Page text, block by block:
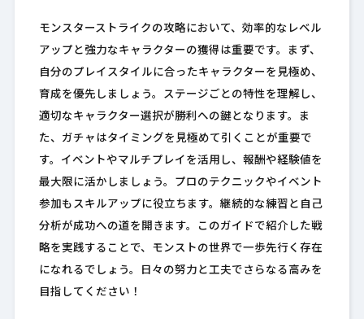
モンスターストライクの攻略において、効率的なレベル
アップと強力なキャラクターの獲得は重要です。まず、
自分のプレイスタイルに合ったキャラクターを見極め、
育成を優先しましょう。ステージごとの特性を理解し、
適切なキャラクター選択が勝利への鍵となります。ま
た、ガチャはタイミングを見極めて引くことが重要で
す。イベントやマルチプレイを活用し、報酬や経験値を
最大限に活かしましょう。プロのテクニックやイベント
参加もスキルアップに役立ちます。継続的な練習と自己
分析が成功への道を開きます。このガイドで紹介した戦
略を実践することで、モンストの世界で一歩先行く存在
になれるでしょう。日々の努力と工夫でさらなる高みを
目指してください！